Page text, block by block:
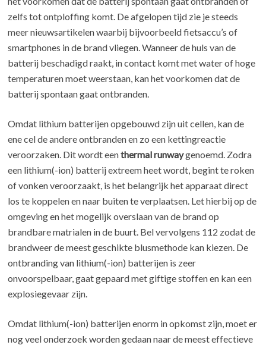
zelfs tot ontploffing komt. De afgelopen tijd zie je steeds
meer nieuwsartikelen waarbij bijvoorbeeld fietsaccu’s of
smartphones in de brand vliegen. Wanneer de huls van de
batterij beschadigd raakt, in contact komt met water of hoge
temperaturen moet weerstaan, kan het voorkomen dat de
batterij spontaan gaat ontbranden.
Omdat lithium batterijen opgebouwd zijn uit cellen, kan de
ene cel de andere ontbranden en zo een kettingreactie
veroorzaken. Dit wordt eenthermal runwaygenoemd. Zodra
een lithium(-ion) batterij extreem heet wordt, begint te roken
of vonken veroorzaakt, is het belangrijk het apparaat direct
los te koppelen en naar buiten te verplaatsen. Let hierbij op de
omgeving en het mogelijk overslaan van de brand op
brandbare matrialen in de buurt. Bel vervolgens 112 zodat de
brandweer de meest geschikte blusmethode kan kiezen. De
ontbranding van lithium(-ion) batterijen is zeer
onvoorspelbaar, gaat gepaard met giftige stoffen en kan een
explosiegevaar zijn.
Omdat lithium(-ion) batterijen enorm in opkomst zijn, moet er
nog veel onderzoek worden gedaan naar de meest effectieve